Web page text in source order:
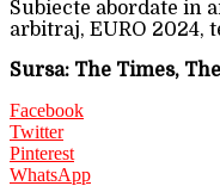
Subiecte abordate in
arbitraj, EURO 2024,
Sursa: The Times,
Facebook
Twitter
Pinterest
WhatsApp